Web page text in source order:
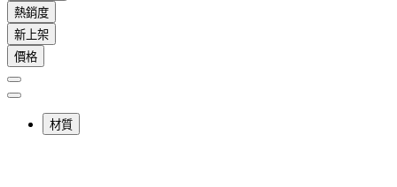
熱銷度
新上架
價格
材質